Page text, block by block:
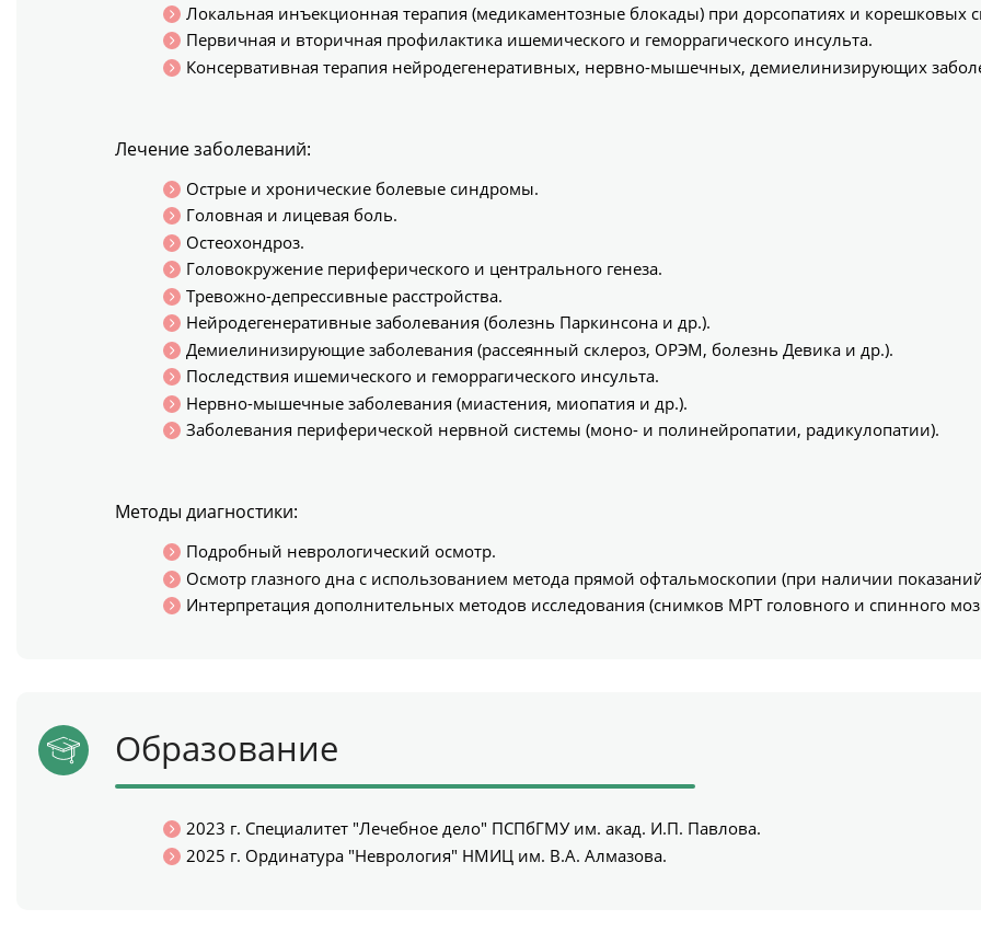
Локальная инъекционная терапия (медикаментозные блокады) при дорсопатиях и корешковых
Первичная и вторичная профилактика ишемического и геморрагического инсульта.
Консервативная терапия нейродегенеративных, нервно-мышечных, демиелинизирующих
Лечение заболеваний:
Острые и хронические болевые синдромы.
Головная и лицевая боль.
Остеохондроз.
Головокружение периферического и центрального генеза.
Тревожно-депрессивные расстройства.
Нейродегенеративные заболевания (болезнь Паркинсона и др.).
Демиелинизирующие заболевания (рассеянный склероз, ОРЭМ, болезнь Девика и др.).
Последствия ишемического и геморрагического инсульта.
Нервно-мышечные заболевания (миастения, миопатия и др.).
Заболевания периферической нервной системы (моно- и полинейропатии, радикулопатии).
Методы диагностики:
Подробный неврологический осмотр.
Осмотр глазного дна с использованием метода прямой офтальмоскопии (при наличии
Интерпретация дополнительных методов исследования (снимков МРТ головного и спинного
Образование
2023 г. Специалитет "Лечебное дело" ПСПбГМУ им. акад. И.П. Павлова.
2025 г. Ординатура "Неврология" НМИЦ им. В.А. Алмазова.